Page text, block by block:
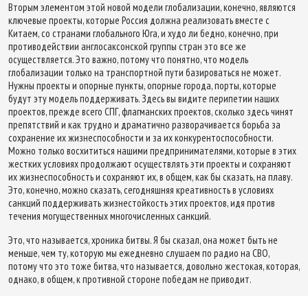
Вторым элементом этой новой модели глобализации, конечно, являются
ключевые проекты, которые Россия должна реализовать вместе с
Китаем, со странами глобального Юга, и худо ли бедно, конечно, при
противодействии англосаксонской группы стран это все же
осуществляется. Это важно, потому что понятно, что модель
глобализации только на транспортной пути базироваться не может.
Нужны проекты и опорные пункты, опорные города, порты, которые
будут эту модель поддерживать. Здесь вы видите перипетии наших
проектов, прежде всего СПГ, флагманских проектов, сколько здесь чинят
препятствий и как трудно и драматично разворачивается борьба за
сохранение их жизнеспособности и за их конкурентоспособности.
Можно только восхититься нашими предпринимателями, которые в этих
жестких условиях продолжают осуществлять эти проекты и сохраняют
их жизнеспособность и сохраняют их, в общем, как бы сказать, на плаву.
Это, конечно, можно сказать, сегодняшняя креативность в условиях
санкций поддерживать жизнестойкость этих проектов, идя против
течения могущественных многочисленных санкций.
Это, что называется, хроника битвы. Я бы сказал, она может быть не
меньше, чем ту, которую мы ежедневно слушаем по радио на СВО,
потому что это тоже битва, что называется, довольно жестокая, которая,
однако, в общем, к противной стороне победам не приводит.